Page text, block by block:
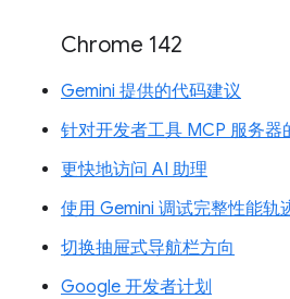
Chrome 142
Gemini 提供的代码建议
针对开发者工具 MCP 服务器
更快地访问 AI 助理
使用 Gemini 调试完整性能轨
切换抽屉式导航栏方向
Google 开发者计划